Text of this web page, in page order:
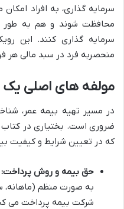
سرمایه گذاری، به افراد
محافظت شوند و هم به طور
سرمایه گذاری کنند. این
منحصربه فرد در سبد مالی هر
مولفه های اصلی یک
در مسیر تهیه بیمه عمر،
ضروری است. بختیاری در
که در تعیین شرایط و کیفیت
حق بیمه و روش پرداخت:
به صورت منظم (ماهانه،
شرکت بیمه پرداخت می